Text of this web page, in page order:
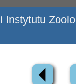
Instytutu